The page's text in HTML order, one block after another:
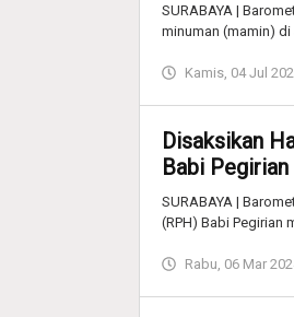
SURABAYA |
minuman (mamin)
Kamis, 04 Jul
Disaksikan
Babi
SURABAYA |
(RPH) Babi Pegirian
Rabu, 06 Mar